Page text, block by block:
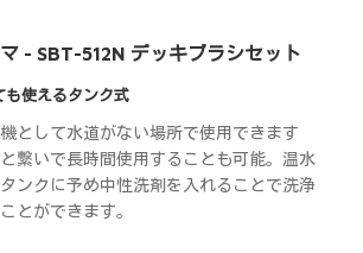
- SBT-512N デッキブラシセット
も使えるタンク式
として水道がない場所で使用できます
繋いで長時間使用することも可能。温水
ンクに予め中性洗剤を入れることで洗浄
とができます。